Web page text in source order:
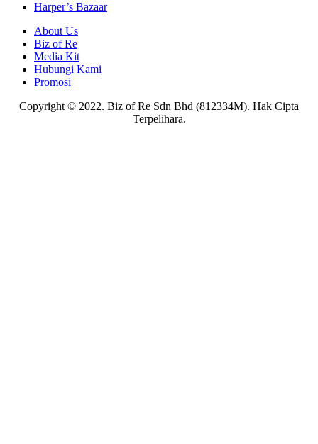
Harper’s Bazaar
About Us
Biz of Re
Media Kit
Hubungi Kami
Promosi
Copyright © 2022. Biz of Re Sdn Bhd (812334M). Hak Cipta
Terpelihara.